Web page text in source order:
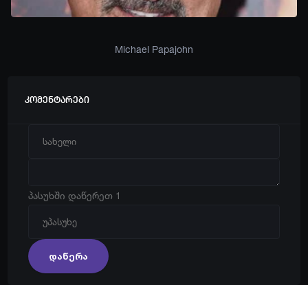
Michael Papajohn
კომენტარები
პასუხში დაწერეთ 1
დაწერა